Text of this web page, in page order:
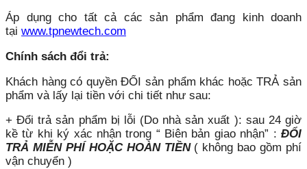
Áp dụng cho tất cả các sản phẩm đang kinh doanh
tại www.tpnewtech.com
Chính sách đổi trả:
Khách hàng có quyền ĐỔI sản phẩm khác hoặc TRẢ sản
phẩm và lấy lại tiền với chi tiết như sau:
+ Đổi trả sản phẩm bị lỗi (Do nhà sản xuất ): sau 24 giờ
kề từ khi ký xác nhận trong “ Biên bản giao nhận” : ĐỔI
TRẢ MIỄN PHÍ HOẶC HOÀN TIỀN( không bao gồm phí
vận chuyển )